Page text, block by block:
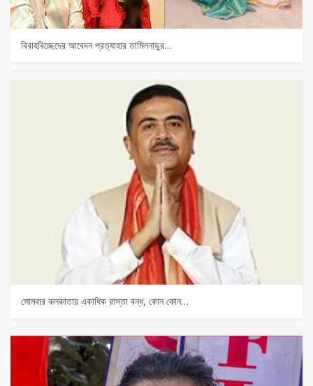
বিবাহবিচ্ছেদের আবেদন প্রত্যাহার তামিলনাড়ুর…
সোমবার কলকাতার একাধিক রাস্তা বন্ধ, কোন কোন…